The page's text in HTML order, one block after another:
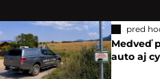
pred
Medveď
auto aj